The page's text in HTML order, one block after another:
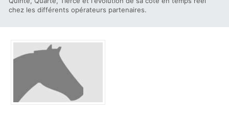
chez les différents opérateurs partenaires.